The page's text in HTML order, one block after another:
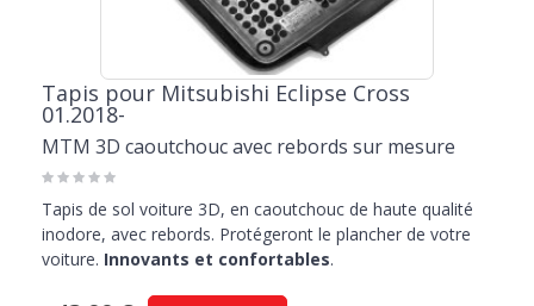
Tapis pour Mitsubishi Eclipse Cross
01.2018-
MTM 3D caoutchouc avec rebords sur mesure
Tapis de sol voiture 3D, en caoutchouc de haute qualité
inodore, avec rebords. Protégeront le plancher de votre
voiture. Innovants et confortables.